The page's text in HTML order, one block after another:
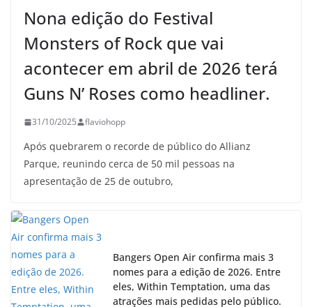
Nona edição do Festival
Monsters of Rock que vai
acontecer em abril de 2026 terá
Guns N’ Roses como headliner.
31/10/2025 flaviohopp
Após quebrarem o recorde de público do Allianz
Parque, reunindo cerca de 50 mil pessoas na
apresentação de 25 de outubro,
Bangers Open Air confirma mais 3
nomes para a edição de 2026. Entre
eles, Within Temptation, uma das
atrações mais pedidas pelo público.